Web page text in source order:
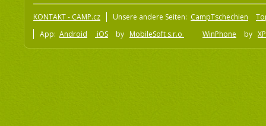
KONTAKT - CAMP.cz Unsere andere Seiten: CampTschechien
App: Android iOS by MobileSoft s.r.o WinPhone by